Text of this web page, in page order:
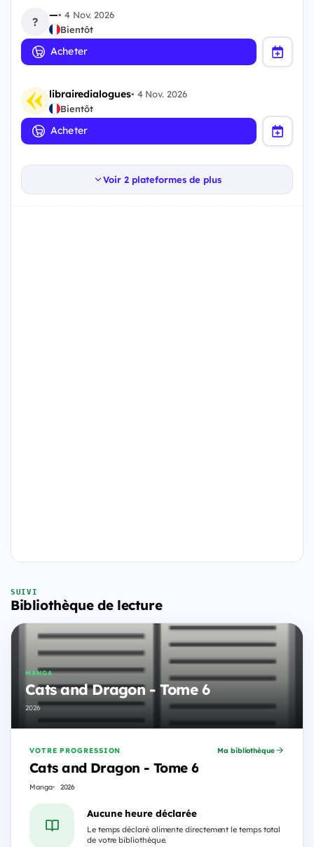
?
—• 4 Nov. 2026
Bientôt
Acheter
librairedialogues• 4 Nov. 2026
Bientôt
Acheter
Voir 2 plateformes de plus
SUIVI
Bibliothèque de lecture
MANGA
Cats and Dragon - Tome 6
2026
VOTRE PROGRESSION
Cats and Dragon - Tome 6
Manga 2026
Ma bibliothèque
Aucune heure déclarée
Le temps déclaré alimente directement le temps total
de votre bibliothèque.